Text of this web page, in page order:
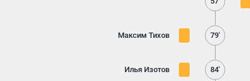
Максим Тихов 79'
Илья Изотов 84'